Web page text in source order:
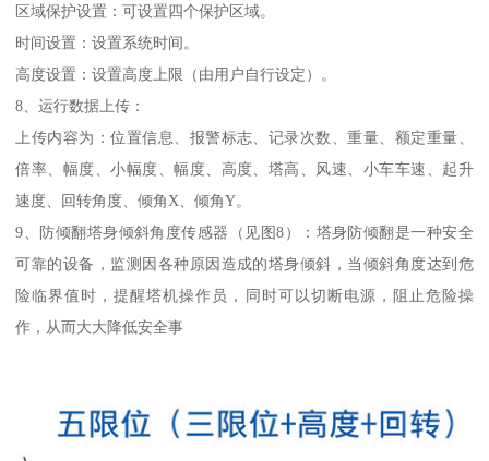
区域保护设置：可设置四个保护区域。
时间设置：设置系统时间。
高度设置：设置高度上限（由用户自行设定）。
8、运行数据上传：
上传内容为：位置信息、报警标志、记录次数、重量、额定重量、
倍率、幅度、小幅度、幅度、高度、塔高、风速、小车车速、起升
速度、回转角度、倾角X、倾角Y。
9、防倾翻塔身倾斜角度传感器（见图8）：塔身防倾翻是一种安全
可靠的设备，监测因各种原因造成的塔身倾斜，当倾斜角度达到危
险临界值时，提醒塔机操作员，同时可以切断电源，阻止危险操
作，从而大大降低安全事